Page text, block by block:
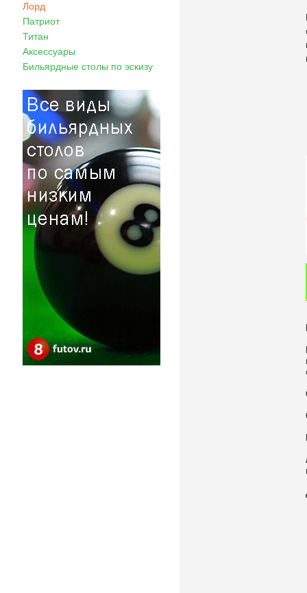
Лорд
Патриот
Титан
Аксессуары
Бильярдные столы по эскизу